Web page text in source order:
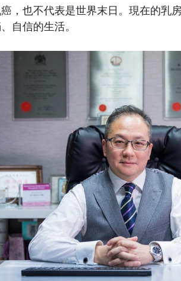
，也不代表是世界末日。現在的乳
自信的生活。